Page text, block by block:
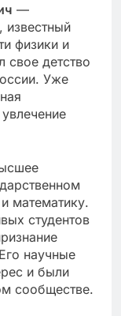
—
физики и
свое детство
Уже
математику.
студентов
научные
и были
сообществе.